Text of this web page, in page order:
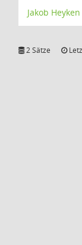
Jakob Heyken
2 Sätze